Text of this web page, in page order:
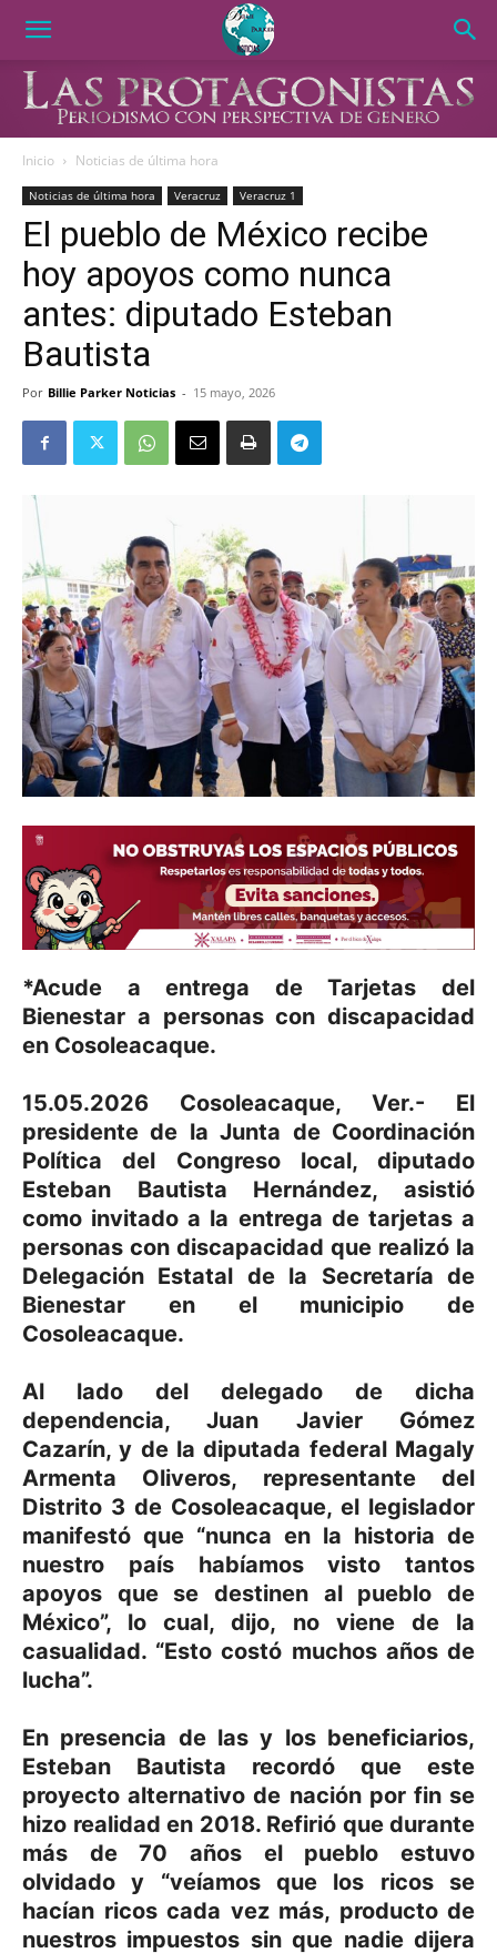
Inicio Noticias de última hora
Noticias de última hora Veracruz Veracruz 1
El pueblo de México recibe
hoy apoyos como nunca
antes: diputado Esteban
Bautista
Por Billie Parker Noticias - 15 mayo, 2026
*Acude a entrega de Tarjetas del
Bienestar a personas con discapacidad
en Cosoleacaque.
15.05.2026 Cosoleacaque, Ver.- El
presidente de la Junta de Coordinación
Política del Congreso local, diputado
Esteban Bautista Hernández, asistió
como invitado a la entrega de tarjetas a
personas con discapacidad que realizó la
Delegación Estatal de la Secretaría de
Bienestar en el municipio de
Cosoleacaque.
Al lado del delegado de dicha
dependencia, Juan Javier Gómez
Cazarín, y de la diputada federal Magaly
Armenta Oliveros, representante del
Distrito 3 de Cosoleacaque, el legislador
manifestó que “nunca en la historia de
nuestro país habíamos visto tantos
apoyos que se destinen al pueblo de
México”, lo cual, dijo, no viene de la
casualidad. “Esto costó muchos años de
lucha”.
En presencia de las y los beneficiarios,
Esteban Bautista recordó que este
proyecto alternativo de nación por fin se
hizo realidad en 2018. Refirió que durante
más de 70 años el pueblo estuvo
olvidado y “veíamos que los ricos se
hacían ricos cada vez más, producto de
nuestros impuestos sin que nadie dijera